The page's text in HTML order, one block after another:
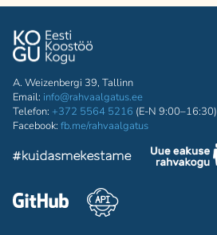
A. Weizenbergi 39, Tallinn
Email: info@rahvaalgatus.ee
Telefon: +372 5564 5216 (E-N 9:00–16:30)
Facebook: fb.me/rahvaalgatus